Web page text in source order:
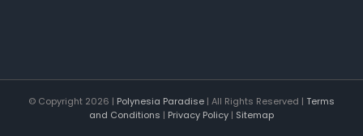
© Copyright 2026 | Polynesia Paradise | All Rights Reserved | Terms
and Conditions | Privacy Policy | Sitemap